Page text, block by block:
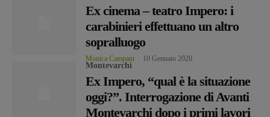
Ex cinema – teatro Impero: i
carabinieri effettuano un altro
sopralluogo
Monica Campani 10 Gennaio 2020
Montevarchi
Ex Impero, “qual è la situazione
oggi?”. Interrogazione di Avanti
Montevarchi dopo i primi lavori